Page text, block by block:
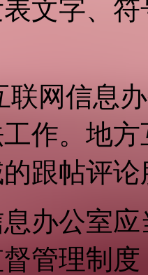
文字、
联网信息
作。地
跟帖评
办公室
管理制